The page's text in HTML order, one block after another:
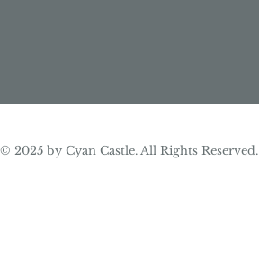
© 2025 by Cyan Castle. All Rights Reserved.